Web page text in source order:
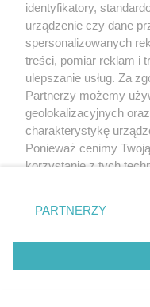
identyfikatory,
urządzenie czy dane
spersonalizowanych
treści, pomiar reklam i
ulepszanie usług. Za
Partnerzy możemy
geolokalizacyjnych
charakterystykę
Ponieważ cenimy
korzystanie z tych
zmienić/wycofać
znajdujący się w
rodzaje przetwarzania
użytkownika, ale masz
przetwarzaniu.
PARTNERZY